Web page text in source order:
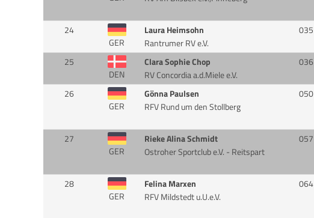
24
GER
Laura Heimsohn
Rantrumer RV e.V.
035
25
DEN
Clara Sophie Chop
RV Concordia a.d.Miele e.V.
036
26
GER
Gönna Paulsen
RFV Rund um den Stollberg
050
27
GER
Rieke Alina Schmidt
Ostroher Sportclub e.V. - Reitspart
057
28
GER
Felina Marxen
RFV Mildstedt u.U.e.V.
064